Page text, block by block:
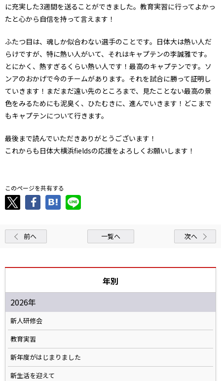
に充実した3週間を送ることができました。教育実習に行ってよかっ
たと心から自信を持って言えます！
ふたつ目は、魂しか似合わない選手のことです。日体大は熱い人だ
らけですが、特に熱い人がいて、それはキャプテンの李誠雅です。
とにかく、熱すぎるくらい熱い人です！最高のキャプテンです。ソ
ンアのおかげで今のチームがあります。それを試合に勝って証明し
ていきます！まだまだ遠い先のところまで、見たことない最高の景
色をみるためにも泥臭く、ひたむきに、進んでいきます！どこまで
もキャプテンについて行きます。
最後まで読んでいただきありがとうございます！
これからも日体大横浜fieldsの応援をよろしくお願いします！
このページを共有する
前へ 一覧へ 次へ
年別
2026年
新人研修会
教育実習
新年度がはじまりました
新生活を迎えて